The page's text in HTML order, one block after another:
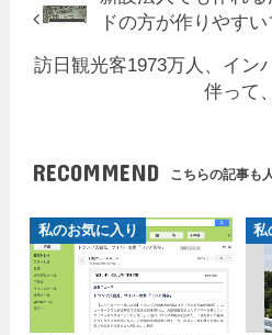
ドの方が作りやす
訪日観光客1973万人、イン
伴って
RECOMMEND こちらの記事も
私のお気に入り 私